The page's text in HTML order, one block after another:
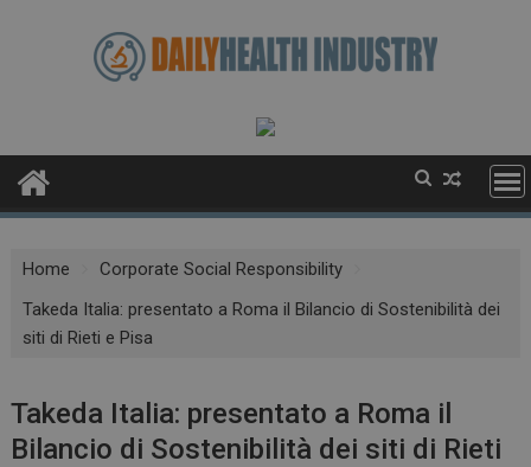
Home
Corporate Social Responsibility
Takeda Italia: presentato a Roma il Bilancio di Sostenibilità dei
siti di Rieti e Pisa
Takeda Italia: presentato a Roma il
Bilancio di Sostenibilità dei siti di Rieti